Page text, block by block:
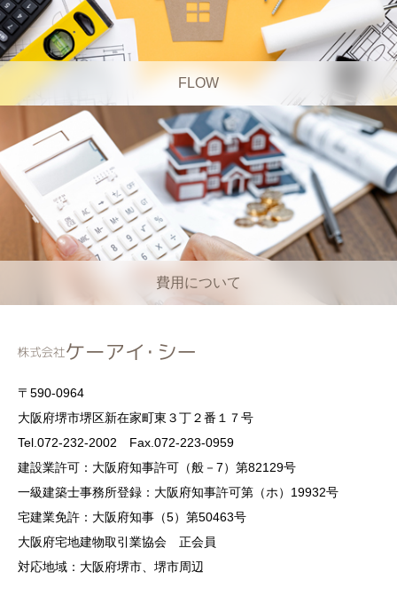
FLOW
費用について
〒590-0964
大阪府堺市堺区新在家町東３丁２番１７号
Tel.072-232-2002 Fax.072-223-0959
建設業許可：大阪府知事許可（般－7）第82129号
一級建築士事務所登録：大阪府知事許可第（ホ）19932号
宅建業免許：大阪府知事（5）第50463号
大阪府宅地建物取引業協会 正会員
対応地域：大阪府堺市、堺市周辺